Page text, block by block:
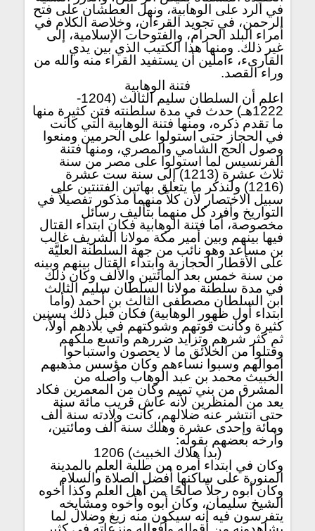
في الرد على الوهابية، ونهل العطشان على فتح
الرحمن، في تجويد القرءان، وخلاصة الكلام في
أمراء البلد الحرام، والفتوحات الإسلامية، إلى
غير ذلك. ومنها هذا الكتيب الذي بين يدي
القارىء، ءاملين أن يستفيد القراء منه والله من
وراء القصد.
فتنة الوهابية
اعلم أن السلطان سليم الثالث (1204-
1222هـ) حدث في مدة سلطنته فتن كثيرة منها
ما تقدم ذكره، ومنها فتنة الوهابية التي كانت
في الحجاز حتى استولوا على الحرمين ومنعوا
وصول الحج الشامي والمصري، ومنها فتنة
الفرنسيس لما استولوا على مصر من سنة
ثلاث عشرة (1213) إلى سنة ست عشرة
(1216) ولنذكر ما يتعلق بهاتين الفتنتين على
سبيل الاختصار لأن كلاً منهما مذكور تفصيلاً في
التواريخ وأفرد كل منهما بتأليف رسائل
مخصوصة، أما فتنة الوهابية فكان ابتداء القتال
فيها بينهم وبين أمير مكة مولانا الشريف غالب
بن مساعد وهو نائب من جهة السلطنة العليَّة
على الأقطار الحجازية وابتداء القتال بينهم وبينه
من سنة خمس بعد المائتين والألف وكان ذلك
في مدة سلطنة مولانا السلطان سليم الثالث
ابن السلطان مصطفى الثالث بن أحمد (وأما
ابتداء أول ظهور الوهابية) فكان قبل ذلك بسنين
كثيرة وكانت قوتهم وشوكتهم في بلادهم أولاً،
ثم كثر شرهم وتزايد ضررهم واتسع ملكهم
وقتلوا من الخلائق ما لا يحصون واستباحوا
أموالهم وسبوا نساءهم وكان مؤسس مذهبهم
الخبيث محمد بن عبد الوهاب وأصله من
المشرق من بني تميم وكان من المعمرين فكاد
يعد من المنظرين لأنه عاش قريب مائة سنة
حتى انتشر عنه ضلالهم، كانت ولادته سنة ألف
ومائة وإحدى عشرة وهلك سنة ألف ومائتين،
وأرخه بعضهم بقوله:
(بدا هلاك الخبيث) 1206
وكان في ابتداء أمره من طلبة العلم بالمدينة
المنورة على ساكنها أفضل الصلاة والسلام
وكان أبوه رجلاً صالحًا من أهل العلم وكذا أخوه
الشيخ سليمان، وكان أبوه وأخوه ومشايخه
يتفرسون فيه أنه سيكون منه زيغ وضلال لما